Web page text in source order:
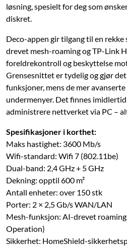
løsning, spesielt for deg som
diskret.
Deco-appen gir tilgang til en
drevet mesh-roaming og TP-Link
foreldrekontroll og beskyttelse
Grensesnittet er tydelig og gjør
funksjoner, mens de mer
undermenyer. Det finnes
administrere nettverket via PC –
Spesifikasjoner i korthet:
Maks hastighet: 3600 Mb/s
Wifi-standard: Wifi 7 (802.11be)
Dual-band: 2,4 GHz + 5 GHz
Dekning: opptil 600 m²
Antall enheter: over 150 stk
Porter: 2 × 2,5 Gb/s WAN/LAN
Mesh-funksjon: AI-drevet
Operation)
Sikkerhet: HomeShield-